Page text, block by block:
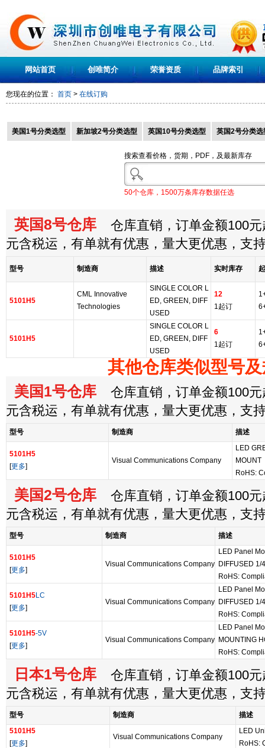
网站首页 创唯简介 荣誉资质 品牌索引
您现在的位置： 首页 > 在线订购
美国1号分类选型 新加坡2号分类选型 英国10号分类选型 英国2号分类选
搜索查看价格，货期，PDF，及最新库存
50个仓库，1500万条库存数据任选
英国8号仓库 仓库直销，订单金额100元
元含税运，有单就有优惠，量大更优惠，支
型号 制造商 描述 实时库存
5101H5
CML Innovative
Technologies
SINGLE COLOR L
ED, GREEN, DIFF
USED
12
1起订
5101H5
SINGLE COLOR L
ED, GREEN, DIFF
USED
6
1起订
其他仓库类似型号
美国1号仓库 仓库直销，订单金额100元
元含税运，有单就有优惠，量大更优惠，支
型号 制造商 描述
5101H5
[更多]
Visual Communications Company
LED
MOUNT
RoHS:
美国2号仓库 仓库直销，订单金额100元
元含税运，有单就有优惠，量大更优惠，支
型号 制造商 描述
5101H5
[更多]
Visual Communications Company
LED Panel
DIFFUSED 1/
RoHS:
5101H5LC
[更多]
Visual Communications Company
LED Panel
DIFFUSED 1/
RoHS:
5101H5-5V
[更多]
Visual Communications Company
LED Panel
MOUNTING
RoHS:
日本1号仓库 仓库直销，订单金额100元
元含税运，有单就有优惠，量大更优惠，支
型号 制造商
描述
5101H5
[更多]
Visual Communications Company
LED
RoHS: